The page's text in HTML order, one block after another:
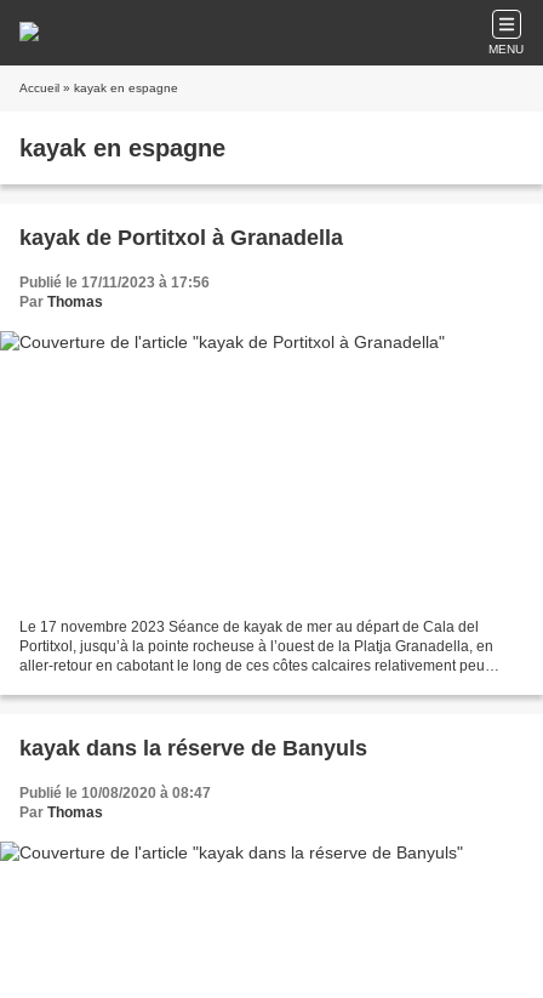
MENU
Accueil » kayak en espagne
kayak en espagne
kayak de Portitxol à Granadella
Publié le 17/11/2023 à 17:56
Par Thomas
Le 17 novembre 2023 Séance de kayak de mer au départ de Cala del
Portitxol, jusqu’à la pointe rocheuse à l’ouest de la Platja Granadella, en
aller-retour en cabotant le long de ces côtes calcaires relativement peu
kayak dans la réserve de Banyuls
Publié le 10/08/2020 à 08:47
Par Thomas